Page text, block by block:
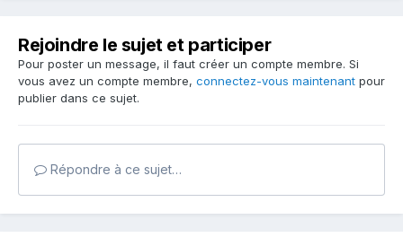
Rejoindre le sujet et participer
Pour poster un message, il faut créer un compte membre. Si
vous avez un compte membre, connectez-vous maintenant pour
publier dans ce sujet.
Répondre à ce sujet…